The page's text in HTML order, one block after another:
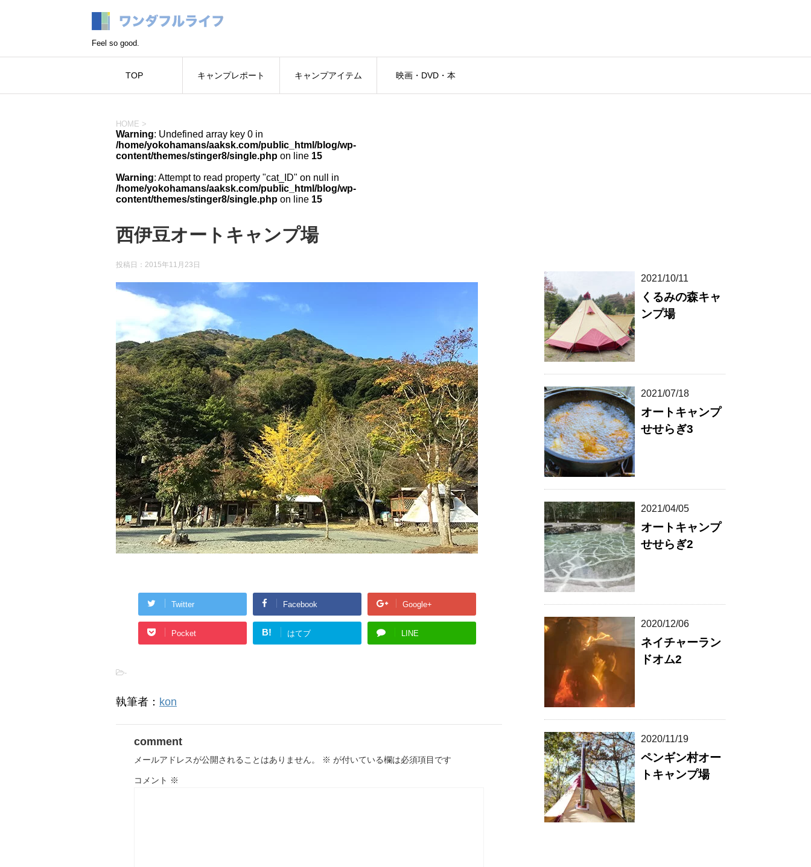
Feel so good.
TOP キャンプレポート キャンプアイテム 映画・DVD・本
HOME >
Warning: Undefined array key 0 in
/home/yokohamans/aaksk.com/public_html/blog/wp-
content/themes/stinger8/single.php on line 15
Warning: Attempt to read property "cat_ID" on null in
/home/yokohamans/aaksk.com/public_html/blog/wp-
content/themes/stinger8/single.php on line 15
西伊豆オートキャンプ場
投稿日： 2015年11月23日
Twitter Facebook Google+
Pocket B! はてブ LINE
-
執筆者： kon
comment
メールアドレスが公開されることはありません。 ※ が付いている欄は必須項目です
コメント ※
2021/10/11
くるみの森キャ
ンプ場
2021/07/18
オートキャンプ
せせらぎ3
2021/04/05
オートキャンプ
せせらぎ2
2020/12/06
ネイチャーラン
ドオム2
2020/11/19
ペンギン村オー
トキャンプ場